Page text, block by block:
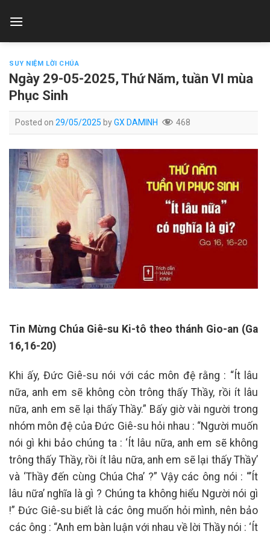
SUY NIỆM LỜI CHÚA
Ngày 29-05-2025, Thứ Năm, tuần VI mùa
Phục Sinh
Posted on 29/05/2025 byGX DAMINH 468
Tin Mừng Chúa Giê-su Ki-tô theo thánh Gio-an (Ga
16,16-20)
Khi ấy, Đức Giê-su nói với các môn đệ rằng : “Ít lâu
nữa, anh em sẽ không còn trông thấy Thầy, rồi ít lâu
nữa, anh em sẽ lại thấy Thầy.” Bấy giờ vài người trong
nhóm môn đệ của Đức Giê-su hỏi nhau : “Người muốn
nói gì khi bảo chúng ta : ‘Ít lâu nữa, anh em sẽ không
trông thấy Thầy, rồi ít lâu nữa, anh em sẽ lại thấy Thầy’
và ‘Thầy đến cùng Chúa Cha’ ?” Vậy các ông nói : “’Ít
lâu nữa’ nghĩa là gì ? Chúng ta không hiểu Người nói gì
!” Đức Giê-su biết là các ông muốn hỏi mình, nên bảo
các ông : “Anh em bàn luận với nhau về lời Thầy nói : ‘Ít